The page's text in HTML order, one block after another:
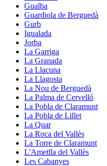
Gualba
Guardiola de Berguedà
Gurb
Igualada
Jorba
La Garriga
La Granada
La Llacuna
La Llagosta
La Nou de Berguedà
La Palma de Cervelló
La Pobla de Claramunt
La Pobla de Lillet
La Quar
La Roca del Vallès
La Torre de Claramunt
L'Ametlla del Vallès
Les Cabanyes